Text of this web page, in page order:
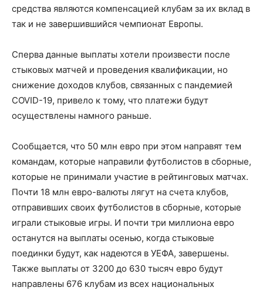
средства являются компенсацией клубам за их вклад в
так и не завершившийся чемпионат Европы.
Сперва данные выплаты хотели произвести после
стыковых матчей и проведения квалификации, но
снижение доходов клубов, связанных с пандемией
COVID-19, привело к тому, что платежи будут
осуществлены намного раньше.
Сообщается, что 50 млн евро при этом направят тем
командам, которые направили футболистов в сборные,
которые не принимали участие в рейтинговых матчах.
Почти 18 млн евро-валюты лягут на счета клубов,
отправивших своих футболистов в сборные, которые
играли стыковые игры. И почти три миллиона евро
останутся на выплаты осенью, когда стыковые
поединки будут, как надеются в УЕФА, завершены.
Также выплаты от 3200 до 630 тысяч евро будут
направлены 676 клубам из всех национальных